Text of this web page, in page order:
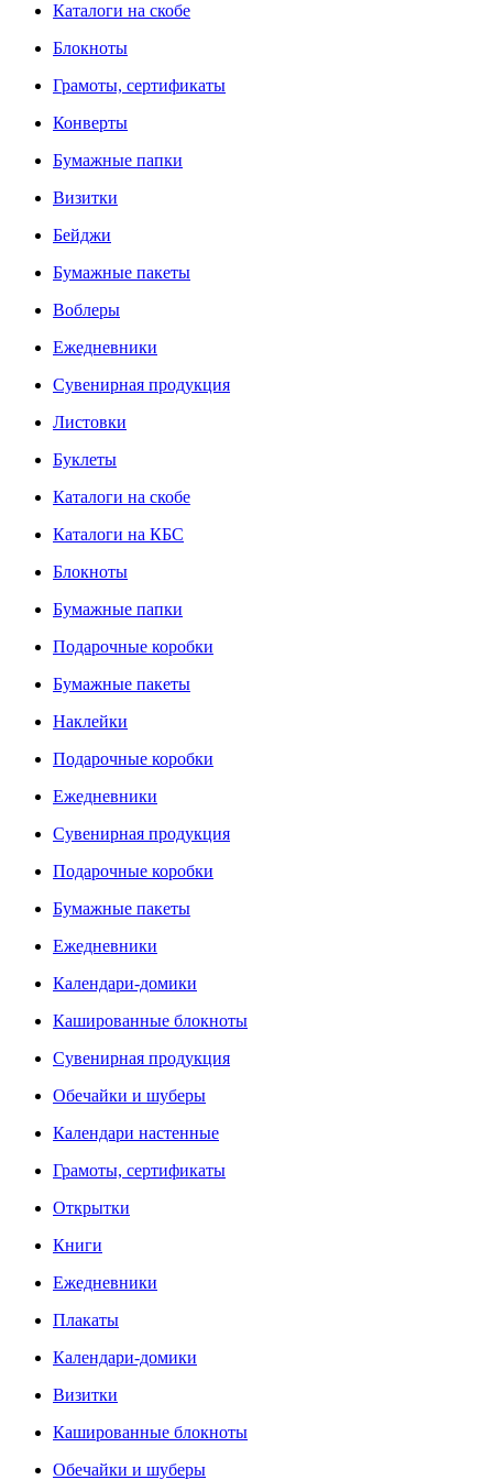
Каталоги на скобе
Блокноты
Грамоты, сертификаты
Конверты
Бумажные папки
Визитки
Бейджи
Бумажные пакеты
Воблеры
Ежедневники
Сувенирная продукция
Листовки
Буклеты
Каталоги на скобе
Каталоги на КБС
Блокноты
Бумажные папки
Подарочные коробки
Бумажные пакеты
Наклейки
Подарочные коробки
Ежедневники
Сувенирная продукция
Подарочные коробки
Бумажные пакеты
Ежедневники
Календари-домики
Кашированные блокноты
Сувенирная продукция
Обечайки и шуберы
Календари настенные
Грамоты, сертификаты
Открытки
Книги
Ежедневники
Плакаты
Календари-домики
Визитки
Кашированные блокноты
Обечайки и шуберы